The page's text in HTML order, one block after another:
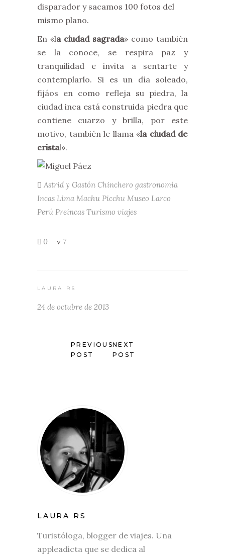
disparador y sacamos 100 fotos del
mismo plano.
En «la ciudad sagrada» como también
se la conoce, se respira paz y
tranquilidad e invita a sentarte y
contemplarlo. Si es un día soleado,
fijáos en como refleja su piedra, la
ciudad inca está construida piedra que
contiene cuarzo y brilla, por este
motivo, también le llama «la ciudad de
cristal».
Astrid y Gastón Chinchero gastronomía
Incas Lima Machu Picchu Museo Larco
Perú Preincas Turismo viajes
0 7
LAURA RS
24 de octubre de 2013
PREVIOUS
POST
NEXT
POST
LAURA RS
Turistóloga, blogger de viajes. Una
appleadicta que se dedica al